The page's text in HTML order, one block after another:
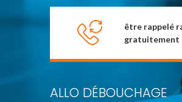
être rappelé
gratuitement
ALLO DÉBOUCHAGE